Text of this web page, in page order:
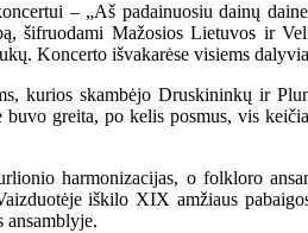
– „Aš padainuosiu dainų
šifruodami Mažosios Lietuvos ir
Koncerto išvakarėse visiems
kurios skambėjo Druskininkų ir
greita, po kelis posmus, vis
harmonizacijas, o folkloro
iškilo XIX amžiaus
ansamblyje.